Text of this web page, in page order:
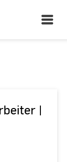
Open
Main
|